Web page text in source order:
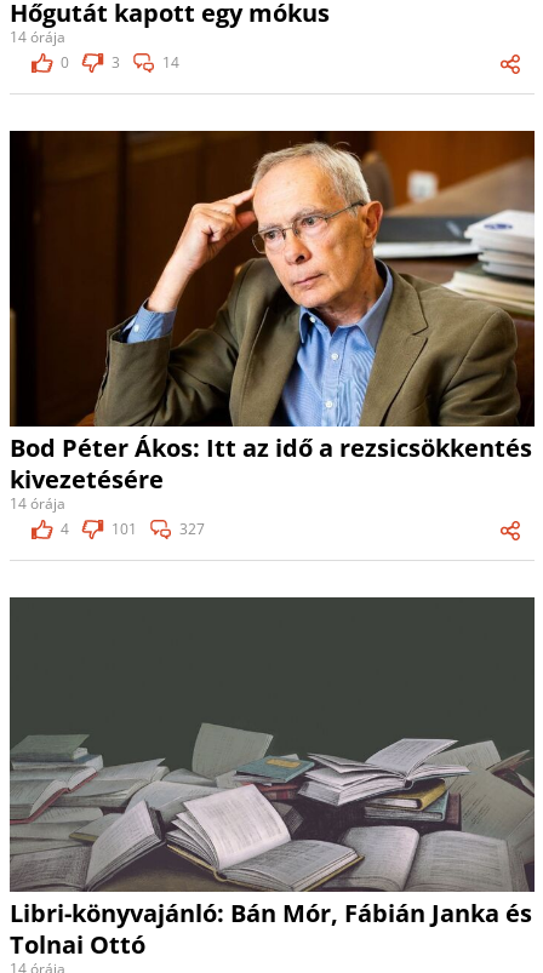
Hőgutát kapott egy mókus
14 órája
0
3 14
Bod Péter Ákos: Itt az idő a rezsicsökkentés
kivezetésére
14 órája
4
101 327
Libri-könyvajánló: Bán Mór, Fábián Janka és
Tolnai Ottó